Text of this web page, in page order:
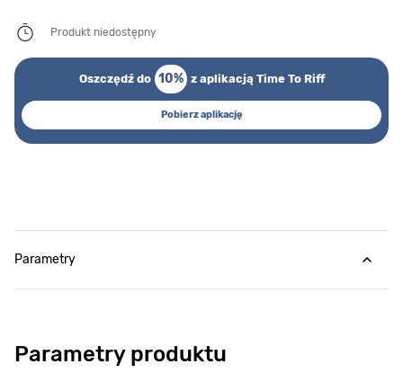
Produkt niedostępny
Oszczędź do 10% z aplikacją Time To Riff
Pobierz aplikację
Parametry
Parametry produktu